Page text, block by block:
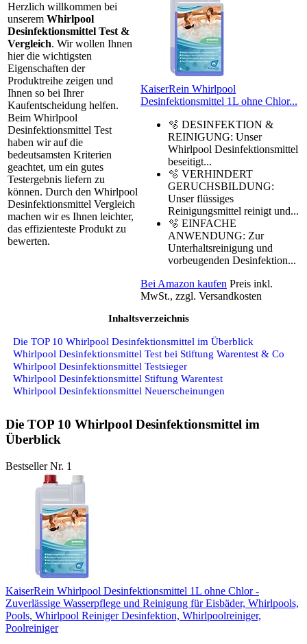
Herzlich willkommen bei
unserem Whirlpool
Desinfektionsmittel Test &
Vergleich. Wir wollen Ihnen
hier die wichtigsten
Eigenschaften der
Produktreihe zeigen und
Ihnen so bei Ihrer
Kaufentscheidung helfen.
Beim Whirlpool
Desinfektionsmittel Test
haben wir auf die
bedeutsamsten Kriterien
geachtet, um ein gutes
Testergebnis liefern zu
können. Durch den Whirlpool
Desinfektionsmittel Vergleich
machen wir es Ihnen leichter,
das effizienteste Produkt zu
bewerten.
KaiserRein Whirlpool
Desinfektionsmittel 1L ohne Chlor...
🫧 DESINFEKTION &
REINIGUNG: Unser
Whirlpool Desinfektionsmittel
beseitigt...
🫧 VERHINDERT
GERUCHSBILDUNG:
Unser flüssiges
Reinigungsmittel reinigt und...
🫧 EINFACHE
ANWENDUNG: Zur
Unterhaltsreinigung und
vorbeugenden Desinfektion...
Bei Amazon kaufen Preis inkl.
MwSt., zzgl. Versandkosten
Inhaltsverzeichnis
Die TOP 10 Whirlpool Desinfektionsmittel im Überblick
Whirlpool Desinfektionsmittel Test bei Stiftung Warentest & Co
Whirlpool Desinfektionsmittel Testsieger
Whirlpool Desinfektionsmittel Stiftung Warentest
Whirlpool Desinfektionsmittel Neuerscheinungen
Die TOP 10 Whirlpool Desinfektionsmittel im
Überblick
Bestseller Nr. 1
KaiserRein Whirlpool Desinfektionsmittel 1L ohne Chlor -
Zuverlässige Wasserpflege und Reinigung für Eisbäder, Whirlpools,
Pools, Whirlpool Reiniger Desinfektion, Whirlpoolreiniger,
Poolreiniger